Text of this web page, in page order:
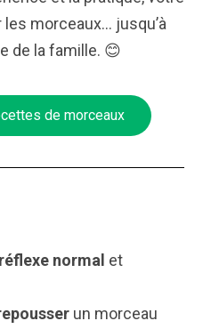
les morceaux… jusqu’à
de la famille. 😊
de morceaux
réflexe normal et
un morceau